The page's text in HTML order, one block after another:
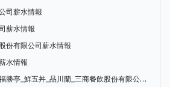
司薪水情報
薪水情報
份有限公司薪水情報
水情報
行銷／三商巧福_拿坡里_福勝亭_鮮五丼_品川蘭_三商餐飲股份有限公司薪水情報